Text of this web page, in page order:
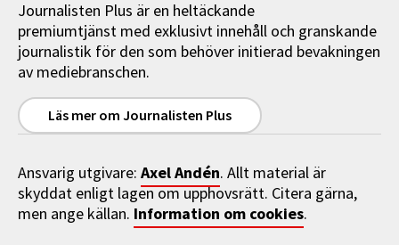
Journalisten Plus är en heltäckande
premiumtjänst med exklusivt innehåll och granskande
journalistik för den som behöver initierad bevakningen
av mediebranschen.
Läs mer om Journalisten Plus
Ansvarig utgivare: Axel Andén. Allt material är
skyddat enligt lagen om upphovsrätt. Citera gärna,
men ange källan. Information om cookies.